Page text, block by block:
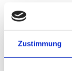
Zustimmung
feiern
Speisen und